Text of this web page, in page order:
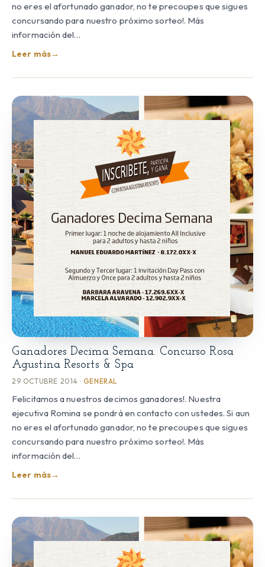
no eres el afortunado ganador, no te precoupes que sigues
concursando para nuestro próximo sorteo!. Más
información del…
Leer más→
Ganadores Decima Semana. Concurso Rosa
Agustina Resorts & Spa
29 OCTUBRE 2014 · GENERAL
Felicitamos a nuestros decimos ganadores!. Nuestra
ejecutiva Romina se pondrá en contacto con ustedes. Si aun
no eres el afortunado ganador, no te precoupes que sigues
concursando para nuestro próximo sorteo!. Más
información del…
Leer más→